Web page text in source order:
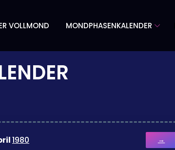
VOLLMOND MONDPHASENKALENDER
1980 →